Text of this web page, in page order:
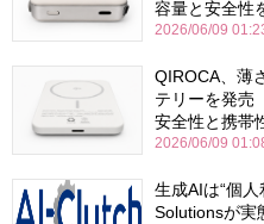
容量と安全性
2026/06/09
QIROCA、薄
テリーを発売
安全性と携帯
2026/06/09
生成AIは“個
Solutionsが実